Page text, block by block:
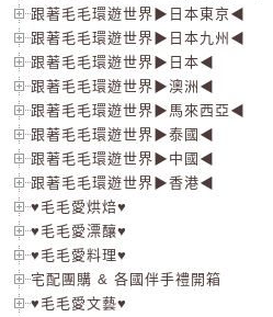
跟著毛毛環遊世界▶日本東京◀
跟著毛毛環遊世界▶日本九州◀
跟著毛毛環遊世界▶日本◀
跟著毛毛環遊世界▶澳洲◀
跟著毛毛環遊世界▶馬來西亞◀
跟著毛毛環遊世界▶泰國◀
跟著毛毛環遊世界▶中國◀
跟著毛毛環遊世界▶香港◀
♥毛毛愛烘焙♥
♥毛毛愛漂釀♥
♥毛毛愛料理♥
宅配團購 & 各國伴手禮開箱
♥毛毛愛文藝♥